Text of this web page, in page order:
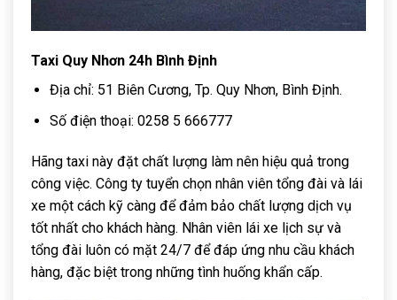
Taxi Quy Nhơn 24h Bình Định
Địa chỉ: 51 Biên Cương, Tp. Quy Nhơn, Bình Định.
Số điện thoại: 0258 5 666777
Hãng taxi này đặt chất lượng làm nên hiệu quả trong
công việc. Công ty tuyển chọn nhân viên tổng đài và lái
xe một cách kỹ càng để đảm bảo chất lượng dịch vụ
tốt nhất cho khách hàng. Nhân viên lái xe lịch sự và
tổng đài luôn có mặt 24/7 để đáp ứng nhu cầu khách
hàng, đặc biệt trong những tình huống khẩn cấp.